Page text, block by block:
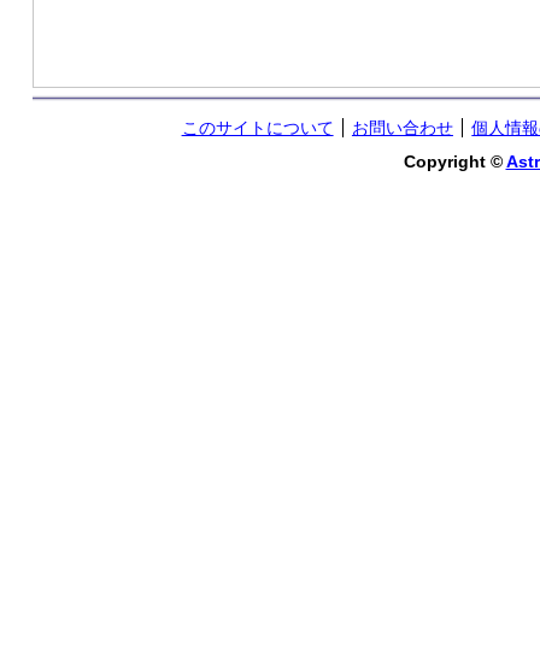
このサイトについて お問い合わせ
個人情
Copyright ©